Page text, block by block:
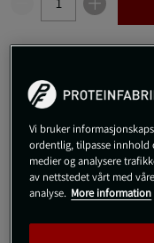
SKU #220854999R | EAN
Original Mesh Pants
og pustende mesh-
bevegelsesfrihet. Med
praktiske lommer
Vi bruker
ordentlig, tilpasse innhold
medier og analysere
av nettstedet vårt med
analyse. More information